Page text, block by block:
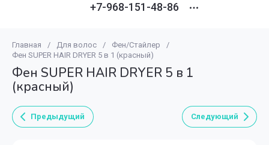
+7-968-151-48-86
Главная / Для волос / Фен/Стайлер
/
Фен SUPER HAIR DRYER 5 в 1 (красный)
Фен SUPER HAIR DRYER 5 в 1
(красный)
Предыдущий Следующий